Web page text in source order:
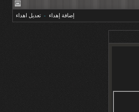
إضافة إهداء - تعديل اهداء